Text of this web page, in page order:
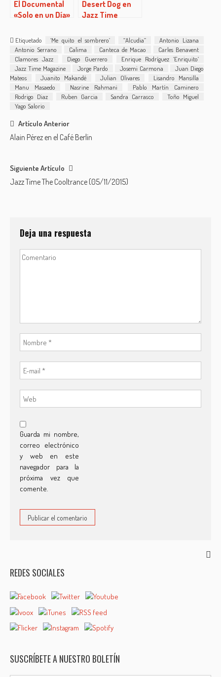
El Documental
«Solo en un Día»
Jazz Time
Magazine
Desert Dog en
Jazz Time
Etiquetado ‘Me quito el sombrero’ “Alcudia”
Antonio Lizana
Antonio Serrano
Calima Canteca de Macao
Carles Benavent
Clamores Jazz
Diego Guerrero
Enrique Rodríguez ‘Enriquito’
Jazz Time Magazine
Jorge Pardo Josemi Carmona
Juan Diego
Mateos
Juanito Makandé Julian Olivares
Lisandro Mansilla
Manu Masaedo
Nasrine Rahmani
Pablo Martín Caminero
Rodrigo Diaz
Ruben Garcia Sandra Carrasco
Toño Miguel
Yago Salorio
Post
navigation
Artículo Anterior
Alain Pérez en el Café Berlín
Siguiente Artículo
Jazz Time The Cooltrance (05/11/2015)
Deja una respuesta
Guarda mi nombre,
correo electrónico
y web en este
navegador para la
próxima vez que
comente.
REDES SOCIALES
SUSCRÍBETE A NUESTRO BOLETÍN